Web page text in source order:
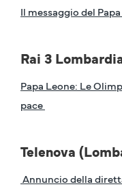
Il messaggio del
Rai 3
Papa Leone: Le
pace
Telenova
Annuncio della